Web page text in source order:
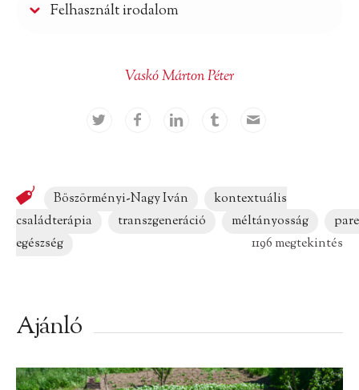
Felhasznált irodalom
Vaskó Márton Péter
Böszörményi-Nagy Iván
kontextuális
családterápia
transzgeneráció méltányosság
egészség
1196 megtekintés
Ajánló